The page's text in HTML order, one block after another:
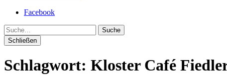
Facebook
Suche
Schließen
Schlagwort: Kloster Café